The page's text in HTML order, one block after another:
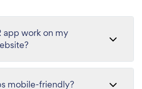
app work on my
mobile-friendly?